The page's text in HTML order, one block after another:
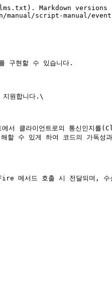
Markdown versions
script-manual/
구현할 수 있습니다.
원합니다.\
클라이언트로의 통신인지
수 있게 하여 코드의 가독성
메서드 호출 시 전달되며, 수